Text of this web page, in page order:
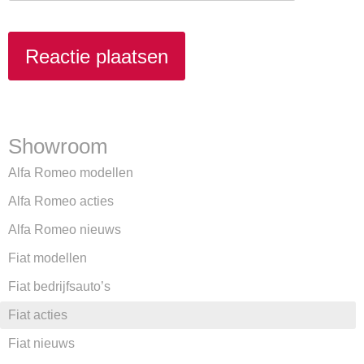
Showroom
Alfa Romeo modellen
Alfa Romeo acties
Alfa Romeo nieuws
Fiat modellen
Fiat bedrijfsauto’s
Fiat acties
Fiat nieuws